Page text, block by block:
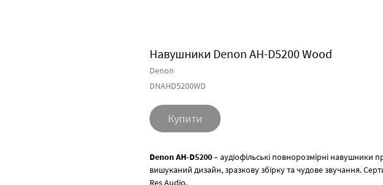
Навушники Denon AH-D5200 Wood
Denon
DNAHD5200WD
Купити
Denon AH-D5200– аудіофільські повнорозмірні навушники
вишуканий дизайн, зразкову збірку та чудове звучання.
Res Audio.